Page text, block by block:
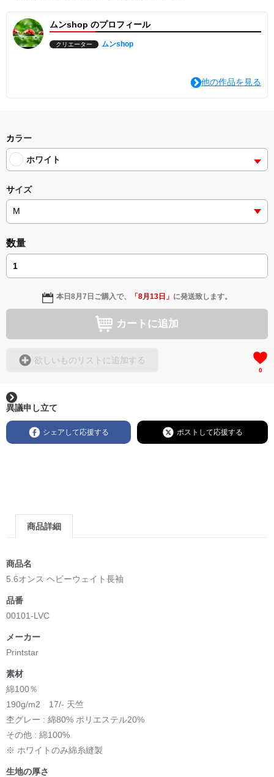
ムンshop のプロフィール
クリエーター ムンshop
他の作品を見る
カラー
ホワイト
サイズ
数量
本日8月7日 ご購入で、 「8月13日 」 に発送致します。
カートに追加
欲しいものリストに追加する
0
異議申し立て
シェアして応援する ポストして応援する
商品詳細
商品名
5.6オンス ヘビーウェイト長袖
品番
00101-LVC
メーカー
Printstar
素材
綿100％
190g/m2 17/- 天竺
杢グレー : 綿80% ポリエステル20%
その他 : 綿100%
※ ホワイトのみ綿糸縫製
生地の厚さ